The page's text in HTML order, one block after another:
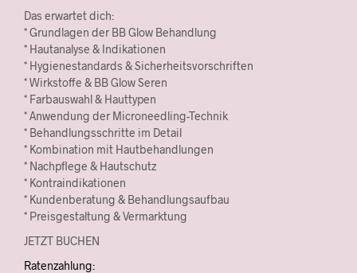
Das erwartet dich:
* Grundlagen der BB Glow Behandlung
* Hautanalyse & Indikationen
* Hygienestandards & Sicherheitsvorschriften
* Wirkstoffe & BB Glow Seren
* Farbauswahl & Hauttypen
* Anwendung der Microneedling-Technik
* Behandlungsschritte im Detail
* Kombination mit Hautbehandlungen
* Nachpflege & Hautschutz
* Kontraindikationen
* Kundenberatung & Behandlungsaufbau
* Preisgestaltung & Vermarktung
JETZT BUCHEN
Ratenzahlung: